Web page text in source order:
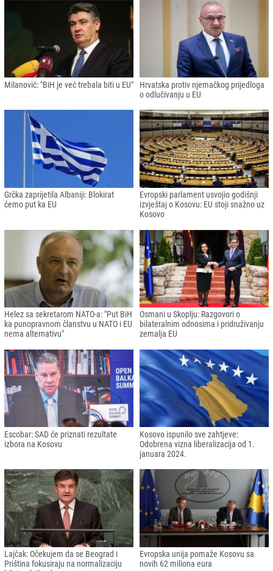
Milanović: "BiH je već trebala biti u EU"
Hrvatska protiv njemačkog prijedloga
o odlučivanju u EU
Grčka zaprijetila Albaniji: Blokirat
ćemo put ka EU
Evropski parlament usvojio godišnji
izvještaj o Kosovu: EU stoji snažno uz
Kosovo
Helez sa sekretarom NATO-a: "Put BiH
ka punopravnom članstvu u NATO i EU
nema alternativu"
Osmani u Skoplju: Razgovori o
bilateralnim odnosima i pridruživanju
zemalja EU
Escobar: SAD će priznati rezultate
izbora na Kosovu
Kosovo ispunilo sve zahtjeve:
Odobrena vizna liberalizacija od 1.
januara 2024.
Lajčak: Očekujem da se Beograd i
Priština fokusiraju na normalizaciju
Evropska unija pomaže Kosovu sa
novih 62 miliona eura